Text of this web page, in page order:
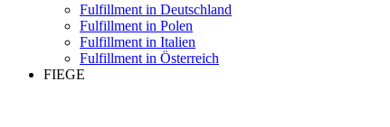
Fulfillment in Deutschland
Fulfillment in Polen
Fulfillment in Italien
Fulfillment in Österreich
FIEGE